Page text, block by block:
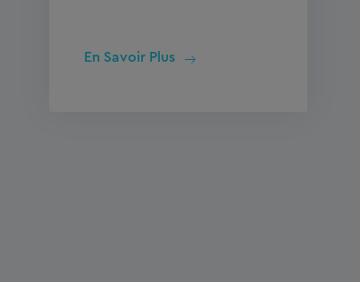
En Savoir Plus